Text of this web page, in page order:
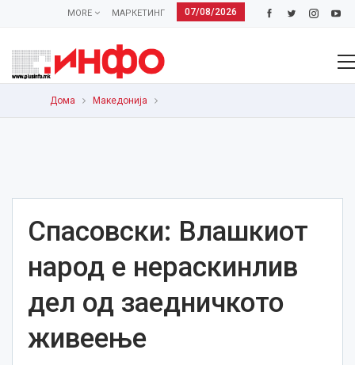
07/08/2026
МАРКЕТИНГ
MORE
Дома Македонија
Спасовски: Влашкиот
народ е нераскинлив
дел од заедничкото
живеење